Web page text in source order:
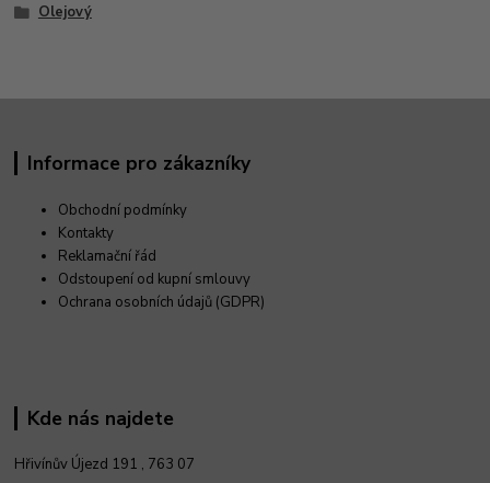
Olejový
Informace pro zákazníky
Obchodní podmínky
Kontakty
Reklamační řád
Odstoupení od kupní smlouvy
Ochrana osobních údajů (GDPR)
Kde nás najdete
Hřivínův Újezd 191 , 763 07